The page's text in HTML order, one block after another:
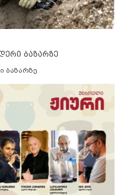
ბაზარზე
ბაზარზე